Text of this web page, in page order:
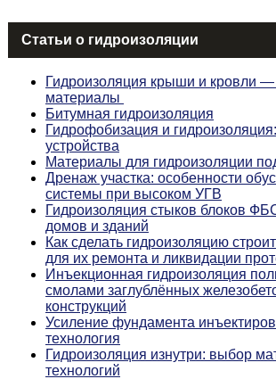
Статьи о гидроизоляции
Гидроизоляция крыши и кровли —
материалы
Битумная гидроизоляция
Гидрофобизация и
устройства
Материалы для гидроизоляции
Дренаж участка: особенности
системы при высоком УГВ
Гидроизоляция стыков блоков
домов и зданий
Как сделать гидроизоляцию
для их ремонта и ликвидации
Инъекционная гидроизоляция
смолами заглублённых
конструкций
Усиление фундамента
технология
Гидроизоляция изнутри: выбор
технологий